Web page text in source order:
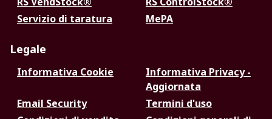
Servizio di taratura
MePA
Legale
Informativa Cookie
Informativa Privacy -
Aggiornata
Email Security
Termini d'uso